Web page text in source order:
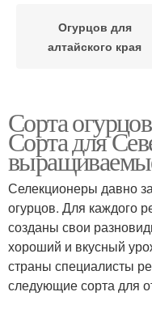
Огурцов для
алтайского края
ленинградской
Огурцов для
грунта
Огурцов для
Сорта
Сорта для
Селекционеры давно
огурцов. Для каждого
созданы свои
хороший и вкусный
страны специалисты
следующие сорта для